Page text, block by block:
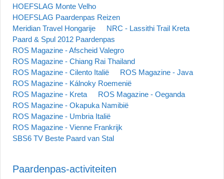
HOEFSLAG Monte Velho
HOEFSLAG Paardenpas Reizen
Meridian Travel Hongarije
NRC - Lassithi Trail Kreta
Paard & Spul 2012 Paardenpas
ROS Magazine - Afscheid Valegro
ROS Magazine - Chiang Rai Thailand
ROS Magazine - Cilento Italië
ROS Magazine - Java
ROS Magazine - Kálnoky Roemenië
ROS Magazine - Kreta
ROS Magazine - Oeganda
ROS Magazine - Okapuka Namibië
ROS Magazine - Umbria Italië
ROS Magazine - Vienne Frankrijk
SBS6 TV Beste Paard van Stal
Paardenpas-activiteiten